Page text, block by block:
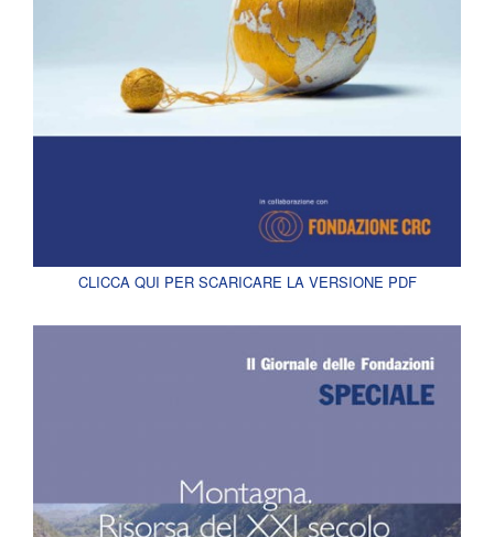
CLICCA QUI PER SCARICARE LA VERSIONE PDF